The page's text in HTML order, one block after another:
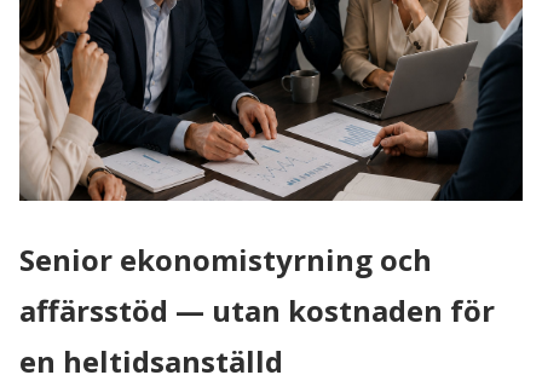
Senior ekonomistyrning och
affärsstöd — utan kostnaden för
en heltidsanställd